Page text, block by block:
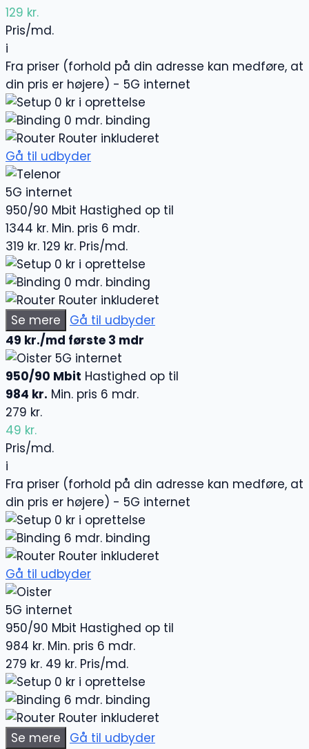
129 kr.
Pris/md.
i
Fra priser (forhold på din adresse kan medføre, at
din pris er højere) - 5G internet
0 kr i oprettelse
0 mdr. binding
Router inkluderet
Gå til udbyder
5G internet
950/90 Mbit Hastighed op til
1344 kr. Min. pris 6 mdr.
319 kr. 129 kr. Pris/md.
0 kr i oprettelse
0 mdr. binding
Router inkluderet
Se mere
Gå til udbyder
49 kr./md første 3 mdr
5G internet
950/90 Mbit Hastighed op til
984 kr. Min. pris 6 mdr.
279 kr.
49 kr.
Pris/md.
i
Fra priser (forhold på din adresse kan medføre, at
din pris er højere) - 5G internet
0 kr i oprettelse
6 mdr. binding
Router inkluderet
Gå til udbyder
5G internet
950/90 Mbit Hastighed op til
984 kr. Min. pris 6 mdr.
279 kr. 49 kr. Pris/md.
0 kr i oprettelse
6 mdr. binding
Router inkluderet
Se mere
Gå til udbyder